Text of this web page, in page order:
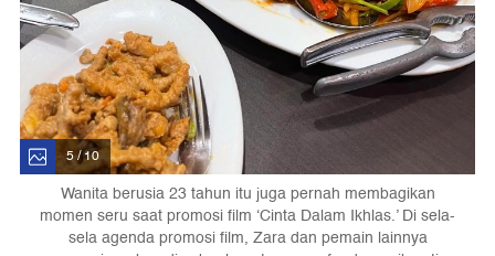
5 / 10
Wanita berusia 23 tahun itu juga pernah membagikan
momen seru saat promosi film ‘Cinta Dalam Ikhlas.’ Di sela-
sela agenda promosi film, Zara dan pemain lainnya